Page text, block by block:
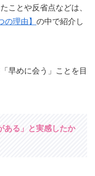
ことや反省点などは、
理由】 の中で紹介し
早めに会う」ことを目
ある」と実感したか